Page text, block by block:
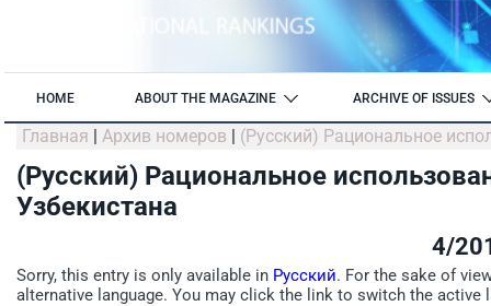
HOME ABOUT THE MAGAZINE ARCHIVE OF ISSUES
Главная | Архив номеров | (Русский) Рациональное
(Русский) Рациональное
Узбекистана
4/
Sorry, this entry is only available in Русский. For the sake of
alternative language. You may click the link to switch the active